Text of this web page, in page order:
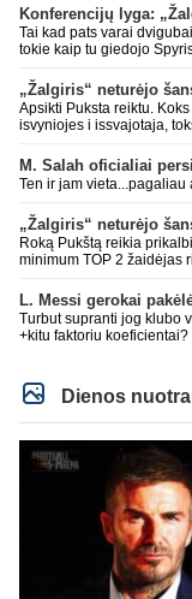
Tai kad pats varai
tokie kaip tu giedojo
daug didesnis. Tfu ant
„Žalgiris“ neturėjo
Apsikti Puksta reiktu.
isvyniojes i issvajotaja,
laurynas ikalbins
Ten ir jam vieta...pagaliau
„Žalgiris“ neturėjo
Roką Pukštą reikia
minimum TOP 2 žaidėjas
Turbut supranti jog klubo
+kitu faktoriu
milzinisko klubo vertes
on-point, jeigu jau musu
CR atveju - numusima.
Dienos